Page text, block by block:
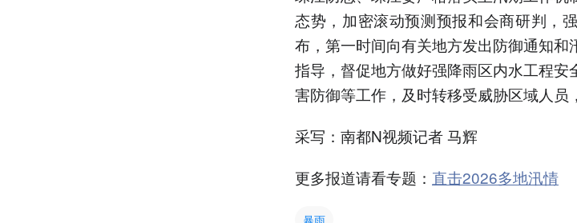
态势，加密滚动预测预报和会商研判，
布，第一时间向有关地方发出防御通知
指导，督促地方做好强降雨区内水工程
害防御等工作，及时转移受威胁区域人员
采写：南都N视频记者 马辉
更多报道请看专题： 直击2026多地汛情
暴雨